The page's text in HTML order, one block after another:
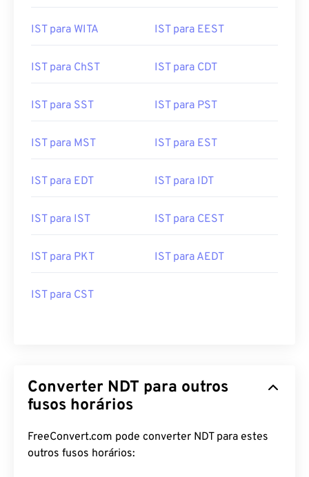
IST para WITA IST para EEST
IST para ChST IST para CDT
IST para SST IST para PST
IST para MST IST para EST
IST para EDT IST para IDT
IST para IST IST para CEST
IST para PKT IST para AEDT
IST para CST
Converter NDT para outros
fusos horários
FreeConvert.com pode converter NDT para estes
outros fusos horários: